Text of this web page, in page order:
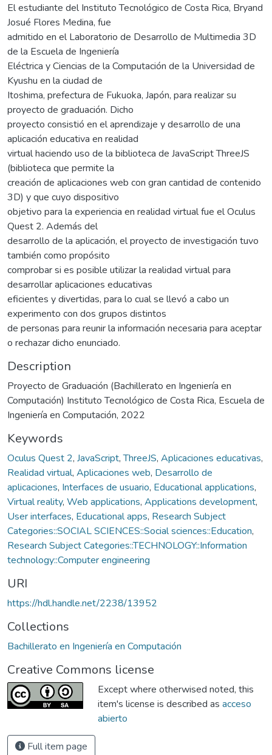
El estudiante del Instituto Tecnológico de Costa Rica, Bryand
Josué Flores Medina, fue
admitido en el Laboratorio de Desarrollo de Multimedia 3D
de la Escuela de Ingeniería
Eléctrica y Ciencias de la Computación de la Universidad de
Kyushu en la ciudad de
Itoshima, prefectura de Fukuoka, Japón, para realizar su
proyecto de graduación. Dicho
proyecto consistió en el aprendizaje y desarrollo de una
aplicación educativa en realidad
virtual haciendo uso de la biblioteca de JavaScript ThreeJS
(biblioteca que permite la
creación de aplicaciones web con gran cantidad de contenido
3D) y que cuyo dispositivo
objetivo para la experiencia en realidad virtual fue el Oculus
Quest 2. Además del
desarrollo de la aplicación, el proyecto de investigación tuvo
también como propósito
comprobar si es posible utilizar la realidad virtual para
desarrollar aplicaciones educativas
eficientes y divertidas, para lo cual se llevó a cabo un
experimento con dos grupos distintos
de personas para reunir la información necesaria para aceptar
o rechazar dicho enunciado.
Description
Proyecto de Graduación (Bachillerato en Ingeniería en
Computación) Instituto Tecnológico de Costa Rica, Escuela de
Ingeniería en Computación, 2022
Keywords
Oculus Quest 2, JavaScript,ThreeJS, Aplicaciones educativas,
Realidad virtual, Aplicaciones web, Desarrollo de
aplicaciones, Interfaces de usuario, Educational applications,
Virtual reality, Web applications, Applications development,
User interfaces, Educational apps, Research Subject
Categories::SOCIAL SCIENCES::Social sciences::Education,
Research Subject Categories::TECHNOLOGY::Information
technology::Computer engineering
URI
https://hdl.handle.net/2238/13952
Collections
Bachillerato en Ingeniería en Computación
Creative Commons license
Except where otherwised noted, this
item's license is described as acceso
abierto
Full item page